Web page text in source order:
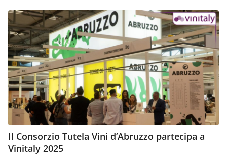
Il Consorzio Tutela Vini d’Abruzzo partecipa a
Vinitaly 2025